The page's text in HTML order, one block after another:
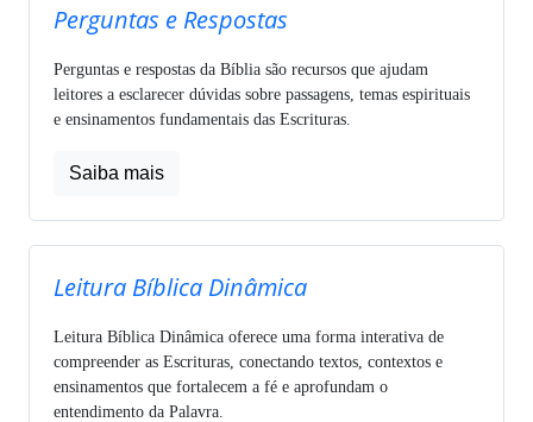
Perguntas e Respostas
Perguntas e respostas da Bíblia são recursos que ajudam
leitores a esclarecer dúvidas sobre passagens, temas espirituais
e ensinamentos fundamentais das Escrituras.
Saiba mais
Leitura Bíblica Dinâmica
Leitura Bíblica Dinâmica oferece uma forma interativa de
compreender as Escrituras, conectando textos, contextos e
ensinamentos que fortalecem a fé e aprofundam o
entendimento da Palavra.